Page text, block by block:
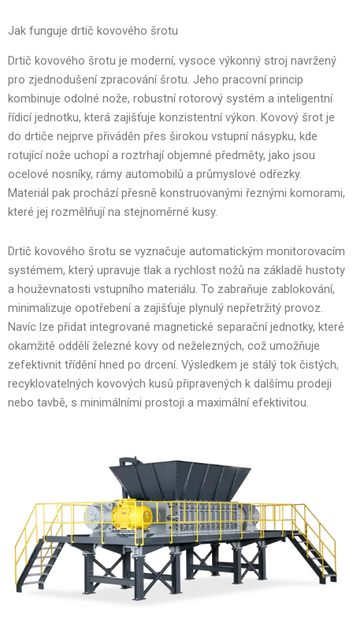
Jak funguje drtič kovového šrotu
Drtič kovového šrotu je moderní, vysoce výkonný stroj navržený
pro zjednodušení zpracování šrotu. Jeho pracovní princip
kombinuje odolné nože, robustní rotorový systém a inteligentní
řídicí jednotku, která zajišťuje konzistentní výkon. Kovový šrot je
do drtiče nejprve přiváděn přes širokou vstupní násypku, kde
rotující nože uchopí a roztrhají objemné předměty, jako jsou
ocelové nosníky, rámy automobilů a průmyslové odřezky.
Materiál pak prochází přesně konstruovanými řeznými komorami,
které jej rozmělňují na stejnoměrné kusy.
Drtič kovového šrotu se vyznačuje automatickým monitorovacím
systémem, který upravuje tlak a rychlost nožů na základě hustoty
a houževnatosti vstupního materiálu. To zabraňuje zablokování,
minimalizuje opotřebení a zajišťuje plynulý nepřetržitý provoz.
Navíc lze přidat integrované magnetické separační jednotky, které
okamžitě oddělí železné kovy od neželezných, což umožňuje
zefektivnit třídění hned po drcení. Výsledkem je stálý tok čistých,
recyklovatelných kovových kusů připravených k dalšímu prodeji
nebo tavbě, s minimálními prostoji a maximální efektivitou.